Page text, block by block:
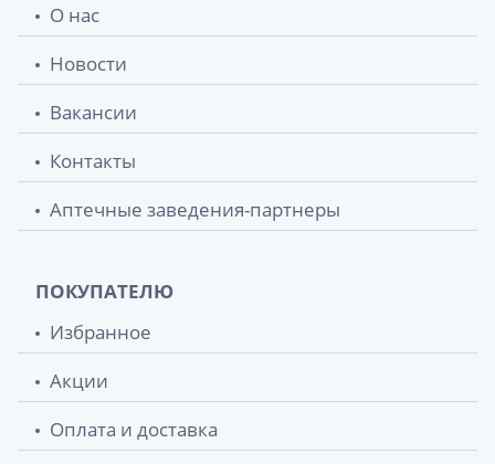
О нас
Новости
Вакансии
Контакты
Аптечные заведения-партнеры
ПОКУПАТЕЛЮ
Избранное
Акции
Оплата и доставка